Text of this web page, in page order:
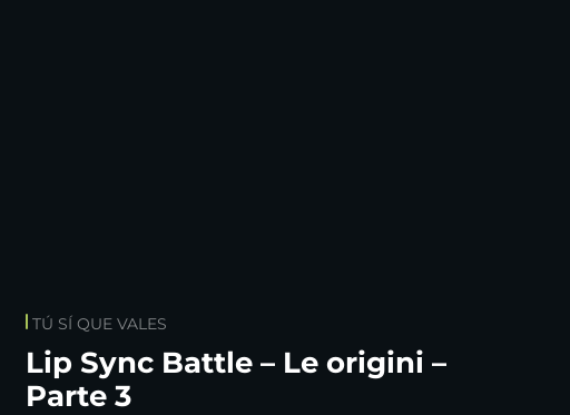
TÚ SÍ QUE VALES
Lip Sync Battle – Le origini –
Parte 3